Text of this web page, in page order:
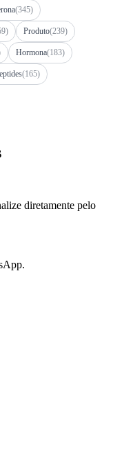
(345)
Produto(239)
Hormona(183)
(165)
diretamente pelo